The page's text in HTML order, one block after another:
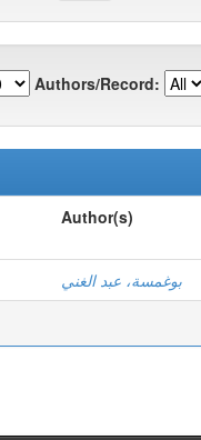
Authors/Record:
Author(s)
بوغمسة، عبد الغني